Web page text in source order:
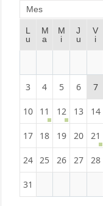
Mes
L
u
M
a
M
i
J
u
V
i
3 4 5 6 7
10 11 12 13 14
17 18 19 20 21
24 25 26 27 28
31